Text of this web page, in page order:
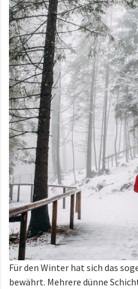
Für den Winter hat sich das
bewährt. Mehrere dünne